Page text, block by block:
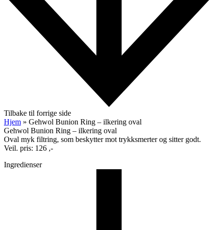
Tilbake til forrige side
Hjem » Gehwol Bunion Ring – ilkering oval
Gehwol Bunion Ring – ilkering oval
Oval myk filtring, som beskytter mot trykksmerter og sitter godt.
Veil. pris: 126 ,-
Ingredienser